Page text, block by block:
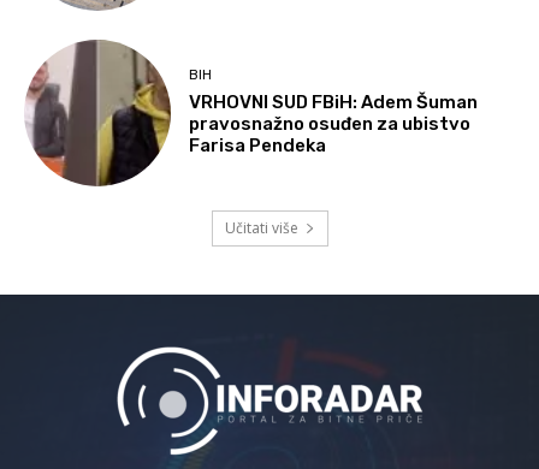
BIH
VRHOVNI SUD FBiH: Adem Šuman
pravosnažno osuđen za ubistvo
Farisa Pendeka
Učitati više